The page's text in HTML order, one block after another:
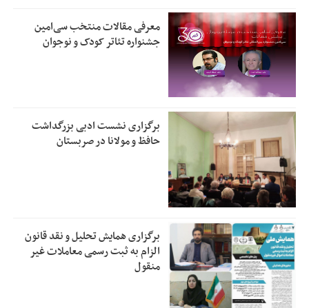
معرفی مقالات منتخب سی‌امین
جشنواره تئاتر کودک و نوجوان
برگزاری نشست ادبی بزرگداشت
حافظ و مولانا در صربستان
برگزاری همایش تحلیل و نقد قانون
الزام به ثبت رسمی معاملات غیر
منقول